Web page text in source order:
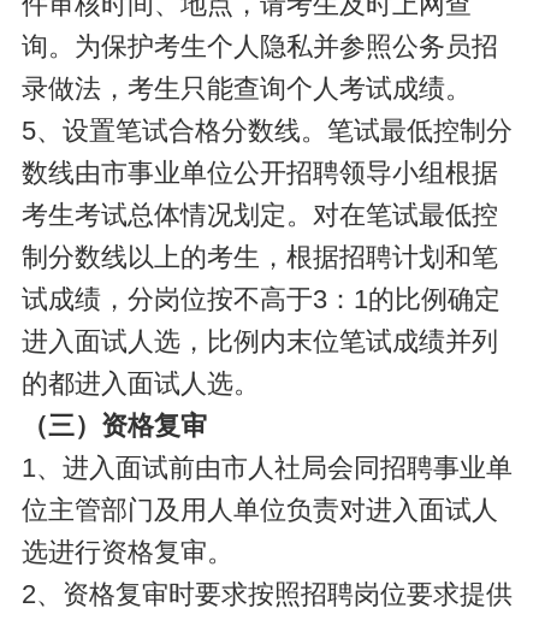
询。为保护考生个人隐私并参照公务员招
录做法，考生只能查询个人考试成绩。
5、设置笔试合格分数线。笔试最低控制分
数线由市事业单位公开招聘领导小组根据
考生考试总体情况划定。对在笔试最低控
制分数线以上的考生，根据招聘计划和笔
试成绩，分岗位按不高于3：1的比例确定
进入面试人选，比例内末位笔试成绩并列
的都进入面试人选。
（三）资格复审
1、进入面试前由市人社局会同招聘事业单
位主管部门及用人单位负责对进入面试人
选进行资格复审。
2、资格复审时要求按照招聘岗位要求提供